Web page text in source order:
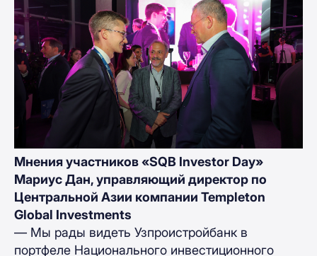
Мнения участников «SQB Investor Day»
Мариус Дан, управляющий директор по
Центральной Азии компании Templeton
Global Investments
— Мы рады видеть Узпроистройбанк в
портфеле Национального инвестиционного